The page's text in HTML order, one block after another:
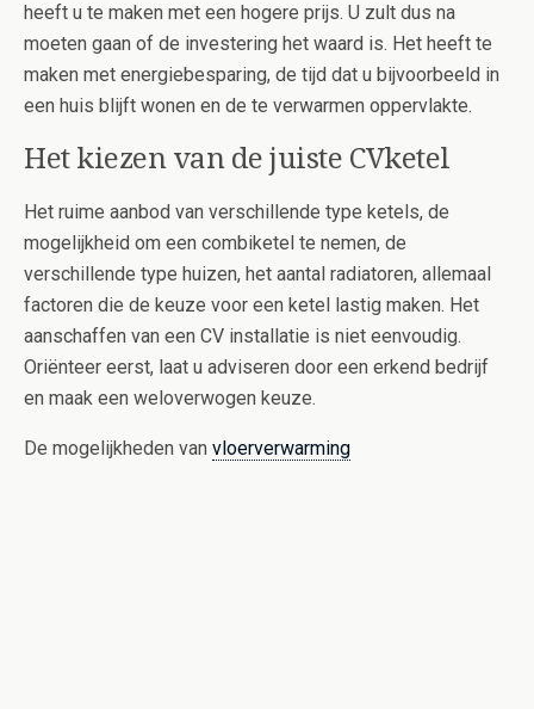
heeft u te maken met een hogere prijs. U zult dus na
moeten gaan of de investering het waard is. Het heeft te
maken met energiebesparing, de tijd dat u bijvoorbeeld in
een huis blijft wonen en de te verwarmen oppervlakte.
Het kiezen van de juiste CVketel
Het ruime aanbod van verschillende type ketels, de
mogelijkheid om een combiketel te nemen, de
verschillende type huizen, het aantal radiatoren, allemaal
factoren die de keuze voor een ketel lastig maken. Het
aanschaffen van een CV installatie is niet eenvoudig.
Oriënteer eerst, laat u adviseren door een erkend bedrijf
en maak een weloverwogen keuze.
De mogelijkheden van vloerverwarming